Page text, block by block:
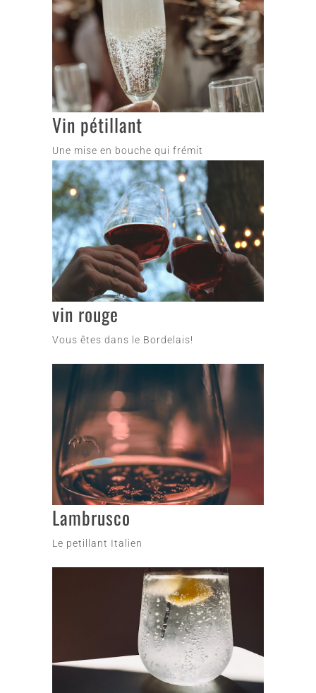
Vin pétillant
Une mise en bouche qui frémit
vin rouge
Vous êtes dans le Bordelais!
Lambrusco
Le petillant Italien